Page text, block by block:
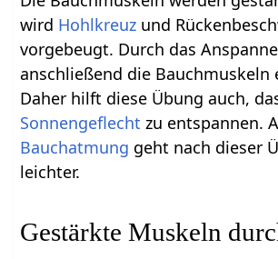
wird Hohlkreuz und
vorgebeugt. Durch das
anschließend die Bauchmuskeln
Daher hilft diese Übung auch,
Sonnengeflecht zu entspannen.
Bauchatmung geht nach dieser
leichter.
Gestärkte Muskeln